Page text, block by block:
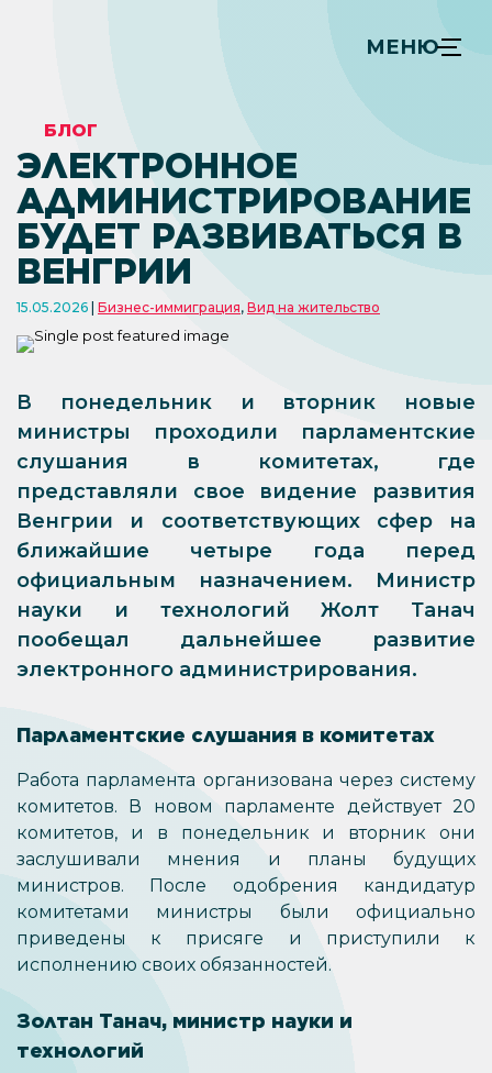
МЕНЮ
БЛОГ
ЭЛЕКТРОННОЕ
АДМИНИСТРИРОВАНИЕ
БУДЕТ РАЗВИВАТЬСЯ В
ВЕНГРИИ
15.05.2026 Бизнес-иммиграция, Вид на жительство
В понедельник и вторник новые
министры проходили парламентские
слушания в комитетах, где
представляли свое видение развития
Венгрии и соответствующих сфер на
ближайшие четыре года перед
официальным назначением. Министр
науки и технологий Жолт Танач
пообещал дальнейшее развитие
электронного администрирования.
Парламентские слушания в комитетах
Работа парламента организована через систему
комитетов. В новом парламенте действует 20
комитетов, и в понедельник и вторник они
заслушивали мнения и планы будущих
министров. После одобрения кандидатур
комитетами министры были официально
приведены к присяге и приступили к
исполнению своих обязанностей.
Золтан Танач, министр науки и
технологий